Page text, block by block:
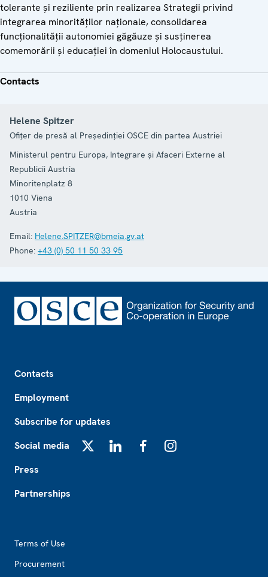
tolerante și reziliente prin realizarea Strategii privind
integrarea minorităților naționale, consolidarea
funcționalității autonomiei găgăuze și susținerea
comemorării și educației în domeniul Holocaustului.
Contacts
Helene Spitzer
Ofițer de presă al Președinției OSCE din partea Austriei
Ministerul pentru Europa, Integrare şi Afaceri Externe al
Republicii Austria
Minoritenplatz 8
1010 Viena
Austria
Email: Helene.SPITZER@bmeia.gv.at
Phone: +43 (0) 50 11 50 33 95
Contacts
Employment
Subscribe for updates
Social media
Press
Partnerships
Terms of Use
Procurement